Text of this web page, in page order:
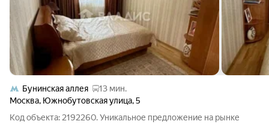
Бунинская аллея
13 мин.
Москва, Южнобутовская улица,5
Код объекта: 2192260. Уникальное предложение на рынке